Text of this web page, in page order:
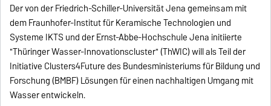
Der von der Friedrich-Schiller-Universität Jena gemeinsam mit
dem Fraunhofer-Institut für Keramische Technologien und
Systeme IKTS und der Ernst‐Abbe‐Hochschule Jena initiierte
"Thüringer Wasser-Innovationscluster" (ThWIC) will als Teil der
Initiative Clusters4Future des Bundesministeriums für Bildung und
Forschung (BMBF) Lösungen für einen nachhaltigen Umgang mit
Wasser entwickeln.